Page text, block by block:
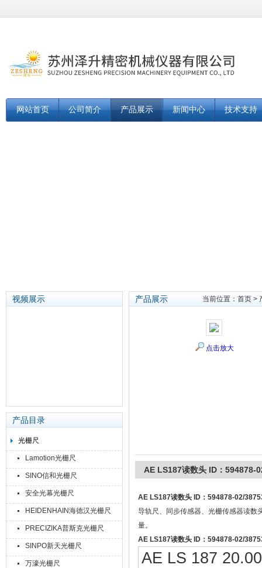
网站首页 公司简介 产品展示 新闻中心 技术支持
视频展示
产品目录
光栅尺
Lamotion光栅尺
SINO信和光栅尺
安全光幕光栅尺
HEIDENHAIN海德汉光栅尺
PRECIZIKA普斯克光栅尺
SINPO新天光栅尺
万濠光栅尺
产品展示 当前位置： 首页 >
点击放大
AE LS187读数头 ID：594878-
AE LS187读数头 ID：594878-02/
导轨尺、同步传感器、光栅传感器读数
量。
AE LS187读数头 ID：594878-02/
AE LS 187